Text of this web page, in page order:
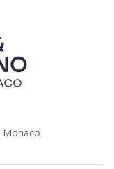
Monaco